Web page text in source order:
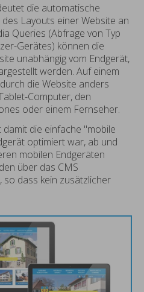
die automatische
Layouts einer Website an
Queries (Abfrage von Typ
Gerätes) können die
unabhängig vom Endgerät,
werden. Auf einem
die Website anders
Computer, den
oder einem Fernseher.
die einfache "mobile
optimiert war, ab und
mobilen Endgeräten
über das CMS
dass kein zusätzlicher